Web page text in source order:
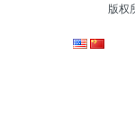
版权